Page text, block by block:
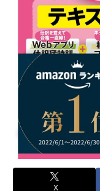
X